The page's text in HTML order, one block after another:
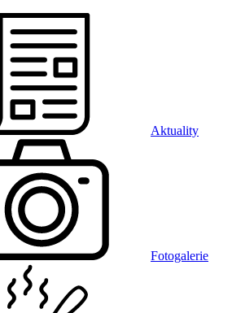
Aktuality
Fotogalerie